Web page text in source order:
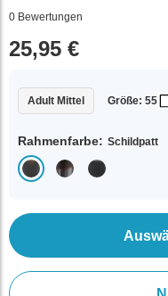
0 Bewertungen
25,95 €
Adult Mittel Größe: 55
Rahmenfarbe: Schildpatt